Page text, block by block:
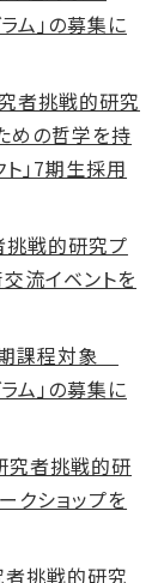
ム」の募集に
者挑戦的研究
めの哲学を持
」7期生採用
挑戦的研究プ
流イベントを
課程対象
ム」の募集に
究者挑戦的研
クショップを
挑戦的研究